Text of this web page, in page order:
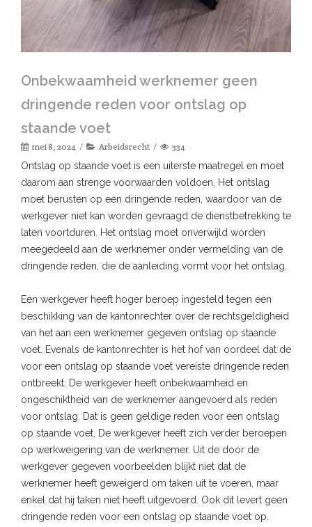
Onbekwaamheid werknemer geen
dringende reden voor ontslag op
staande voet
mei 8, 2024 Arbeidsrecht 334
Ontslag op staande voet is een uiterste maatregel en moet
daarom aan strenge voorwaarden voldoen. Het ontslag
moet berusten op een dringende reden, waardoor van de
werkgever niet kan worden gevraagd de dienstbetrekking te
laten voortduren. Het ontslag moet onverwijld worden
meegedeeld aan de werknemer onder vermelding van de
dringende reden, die de aanleiding vormt voor het ontslag.
Een werkgever heeft hoger beroep ingesteld tegen een
beschikking van de kantonrechter over de rechtsgeldigheid
van het aan een werknemer gegeven ontslag op staande
voet. Evenals de kantonrechter is het hof van oordeel dat de
voor een ontslag op staande voet vereiste dringende reden
ontbreekt. De werkgever heeft onbekwaamheid en
ongeschiktheid van de werknemer aangevoerd als reden
voor ontslag. Dat is geen geldige reden voor een ontslag
op staande voet. De werkgever heeft zich verder beroepen
op werkweigering van de werknemer. Uit de door de
werkgever gegeven voorbeelden blijkt niet dat de
werknemer heeft geweigerd om taken uit te voeren, maar
enkel dat hij taken niet heeft uitgevoerd. Ook dit levert geen
dringende reden voor een ontslag op staande voet op.